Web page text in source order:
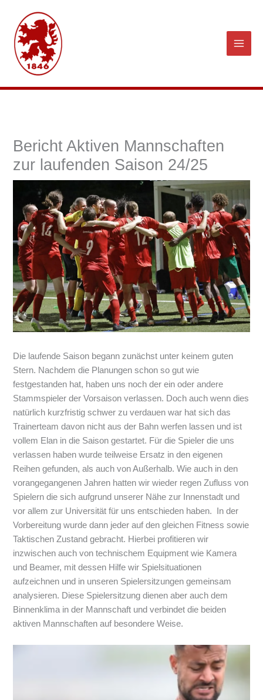
springen
Bericht Aktiven Mannschaften
zur laufenden Saison 24/25
Die laufende Saison begann zunächst unter keinem guten
Stern. Nachdem die Planungen schon so gut wie
festgestanden hat, haben uns noch der ein oder andere
Stammspieler der Vorsaison verlassen. Doch auch wenn dies
natürlich kurzfristig schwer zu verdauen war hat sich das
Trainerteam davon nicht aus der Bahn werfen lassen und ist
vollem Elan in die Saison gestartet. Für die Spieler die uns
verlassen haben wurde teilweise Ersatz in den eigenen
Reihen gefunden, als auch von Außerhalb. Wie auch in den
vorangegangenen Jahren hatten wir wieder regen Zufluss von
Spielern die sich aufgrund unserer Nähe zur Innenstadt und
vor allem zur Universität für uns entschieden haben. In der
Vorbereitung wurde dann jeder auf den gleichen Fitness sowie
Taktischen Zustand gebracht. Hierbei profitieren wir
inzwischen auch von technischem Equipment wie Kamera
und Beamer, mit dessen Hilfe wir Spielsituationen
aufzeichnen und in unseren Spielersitzungen gemeinsam
analysieren. Diese Spielersitzung dienen aber auch dem
Binnenklima in der Mannschaft und verbindet die beiden
aktiven Mannschaften auf besondere Weise.